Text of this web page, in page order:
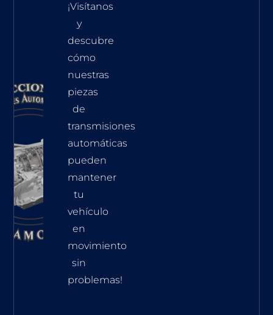
¡Visítanos
y
descubre
cómo
nuestras
piezas
de
transmisiones
automáticas
pueden
mantener
tu
vehículo
en
movimiento
sin
problemas!